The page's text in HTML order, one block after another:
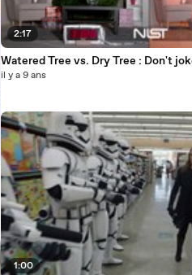
2:17
Watered Tree vs. Dry Tree : Don't
il y a 9 ans
1:00